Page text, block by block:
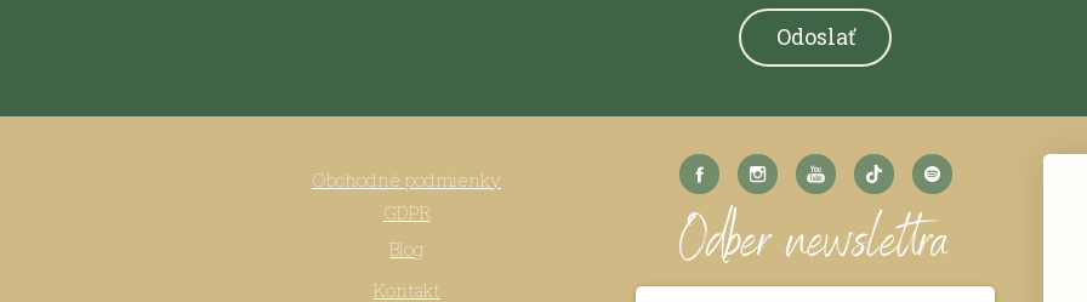
Odoslať
Obchodné podmienky
GDPR
Blog
Kontakt
Odber newslettra